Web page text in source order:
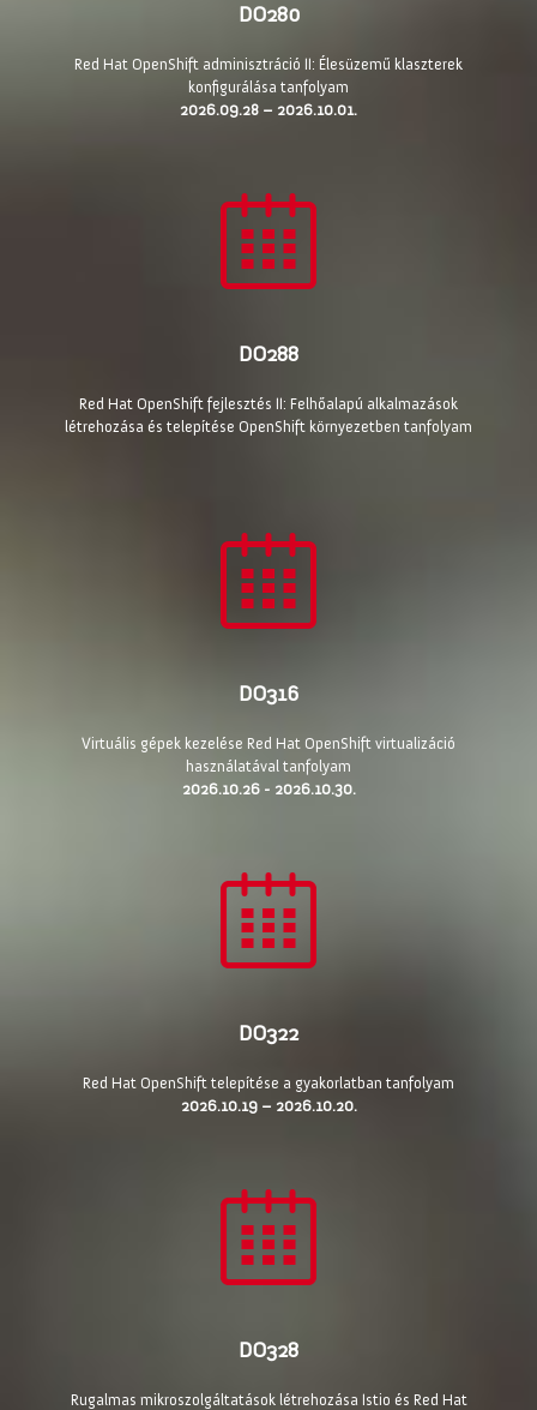
DO280
Red Hat OpenShift adminisztráció II: Élesüzemű klaszterek
konfigurálása tanfolyam
2026.09.28 – 2026.10.01.
DO288
Red Hat OpenShift fejlesztés II: Felhőalapú alkalmazások
létrehozása és telepítése OpenShift környezetben tanfolyam
DO316
Virtuális gépek kezelése Red Hat OpenShift virtualizáció
használatával tanfolyam
2026.10.26 - 2026.10.30.
DO322
Red Hat OpenShift telepítése a gyakorlatban tanfolyam
2026.10.19 – 2026.10.20.
DO328
Rugalmas mikroszolgáltatások létrehozása Istio és Red Hat